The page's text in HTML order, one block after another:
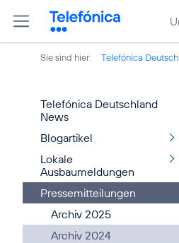
Sie sind hier: Telefónica
Telefónica Deutschland
News
Blogartikel
Lokale
Ausbaumeldungen
Pressemitteilungen
Archiv 2025
Archiv 2024